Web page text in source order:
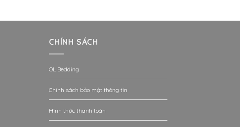
CHÍNH SÁCH
OL Bedding
Chính sách bảo mật thông tin
Hình thức thanh toán